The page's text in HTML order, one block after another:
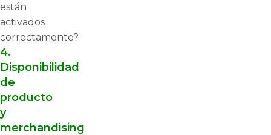
están
activados
correctamente?
4.
Disponibilidad
de
producto
y
merchandising